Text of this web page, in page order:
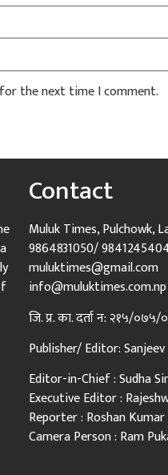
the next time I comment.
Contact
Muluk Times, Pulchowk,
9864831050/
muluktimes@gmail.com
info@muluktimes.com.np
जि. प्र. का. दर्ता न: २१५/०७५/
Publisher/ Editor:
Editor-in-Chief : Sudha
Executive Editor :
Reporter : Roshan
Camera Person : Ram